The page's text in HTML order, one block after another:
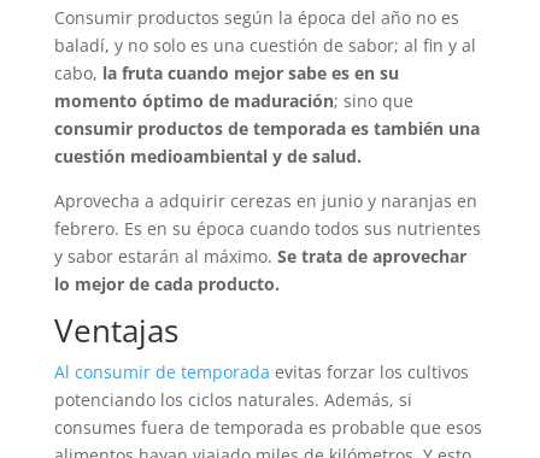
Consumir productos según la época del año no es
baladí, y no solo es una cuestión de sabor; al fin y al
cabo, la fruta cuando mejor sabe es en su
momento óptimo de maduración; sino que
consumir productos de temporada es también una
cuestión medioambiental y de salud.
Aprovecha a adquirir cerezas en junio y naranjas en
febrero. Es en su época cuando todos sus nutrientes
y sabor estarán al máximo. Se trata de aprovechar
lo mejor de cada producto.
Ventajas
Al consumir de temporada evitas forzar los cultivos
potenciando los ciclos naturales. Además, si
consumes fuera de temporada es probable que esos